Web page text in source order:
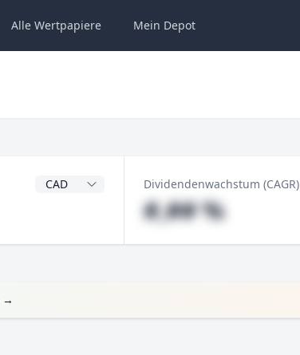
Alle Wertpapiere Mein Depot
DividendenwährungDividendenwachstum (CAGR)
#,## %
→